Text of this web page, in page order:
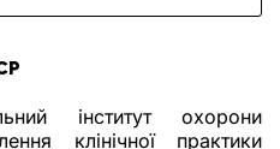
інститут охорони
клінічної практики